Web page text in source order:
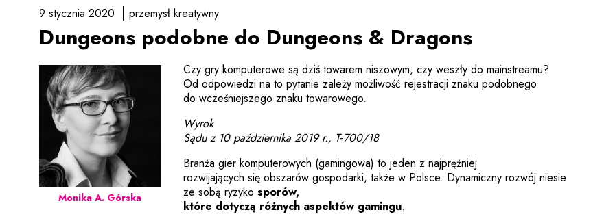
9 stycznia 2020 przemysł kreatywny
Dungeons podobne do Dungeons & Dragons
Czy gry komputerowe są dziś towarem niszowym, czy weszły do mainstreamu?
Od odpowiedzi na to pytanie zależy możliwość rejestracji znaku podobnego
do wcześniejszego znaku towarowego.
Wyrok
Sądu z 10 października 2019 r., T‑700/18
Branża gier komputerowych (gamingowa) to jeden z najprężniej
rozwijających się obszarów gospodarki, także w Polsce. Dynamiczny rozwój niesie
ze sobą ryzykosporów,
które dotyczą różnych aspektów gamingu.
Monika A. Górska